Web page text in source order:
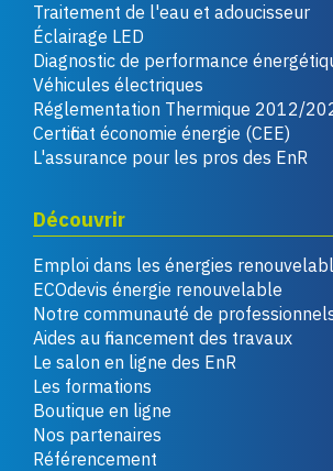
Traitement de l'eau et adoucisseur
Éclairage LED
Diagnostic de performance
Véhicules électriques
Réglementation Thermique 2012/
Certificat économie énergie (CEE)
L'assurance pour les pros des EnR
Découvrir
Emploi dans les énergies
ECOdevis énergie renouvelable
Notre communauté de
Aides au financement des travaux
Le salon en ligne des EnR
Les formations
Boutique en ligne
Nos partenaires
Référencement